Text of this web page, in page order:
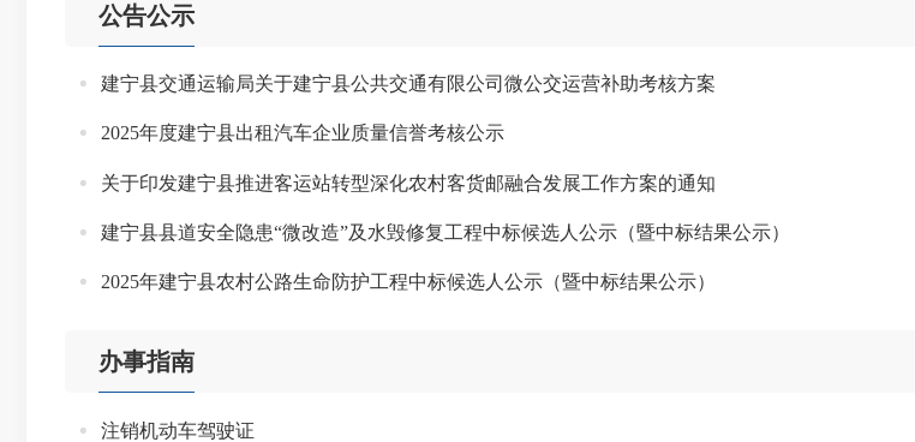
公告公示
建宁县交通运输局关于建宁县公共交通有限公司微公交运营补助考核方案
2025年度建宁县出租汽车企业质量信誉考核公示
关于印发建宁县推进客运站转型深化农村客货邮融合发展工作方案的通知
建宁县县道安全隐患“微改造”及水毁修复工程中标候选人公示（暨中标结果公示）
2025年建宁县农村公路生命防护工程中标候选人公示（暨中标结果公示）
办事指南
注销机动车驾驶证